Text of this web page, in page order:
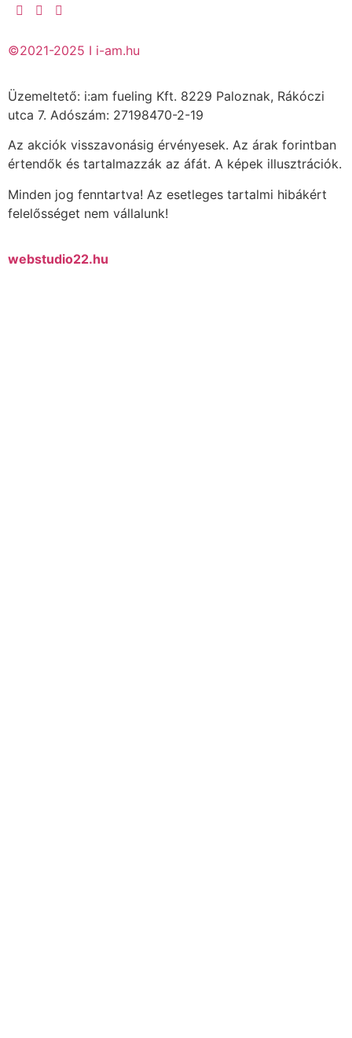
©2021-2025 I i-am.hu
Üzemeltető: i:am fueling Kft. 8229 Paloznak, Rákóczi
utca 7. Adószám: 27198470-2-19
Az akciók visszavonásig érvényesek. Az árak forintban
értendők és tartalmazzák az áfát. A képek illusztrációk.
Minden jog fenntartva! Az esetleges tartalmi hibákért
felelősséget nem vállalunk!
webstudio22.hu